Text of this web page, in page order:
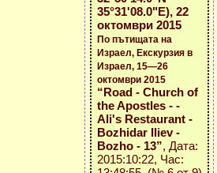
35°31'08.0"E), 22
октомври 2015
По пътищата на
Израел, Екскурзия в
Израел, 15—26
октомври 2015
“Road - Church of
the Apostles - -
Ali's Restaurant -
Bozhidar Iliev -
Bozho - 13”, Дата:
2015:10:22, Час: